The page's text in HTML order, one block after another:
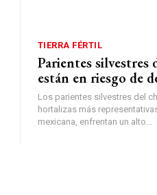
TIERRA FÉRTIL
Parientes silvestres
están en riesgo de
Los parientes silvestres del
hortalizas más
mexicana, enfrentan un alto...